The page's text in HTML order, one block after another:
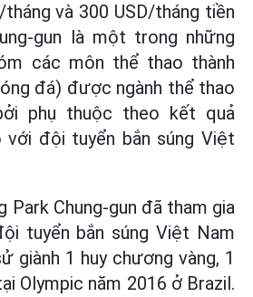
và 300 USD/tháng tiền
gun là một trong những
các môn thể thao thành
đá) được ngành thể thao
phụ thuộc theo kết quả
đội tuyển bắn súng Việt
Park Chung-gun đã tham gia
tuyển bắn súng Việt Nam
giành 1 huy chương vàng, 1
Olympic năm 2016 ở Brazil.